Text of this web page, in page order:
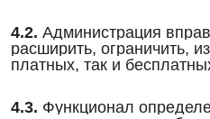
4.2. Администрация
расширить, ограничить,
платных, так и
4.3. Функционал